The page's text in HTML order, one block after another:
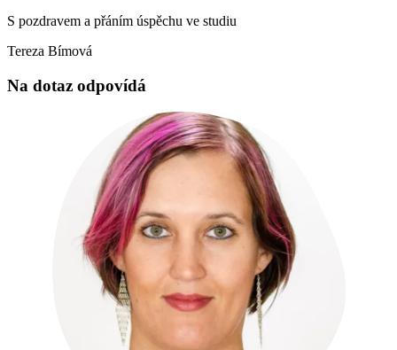
S pozdravem a přáním úspěchu ve studiu
Tereza Bímová
Na dotaz odpovídá